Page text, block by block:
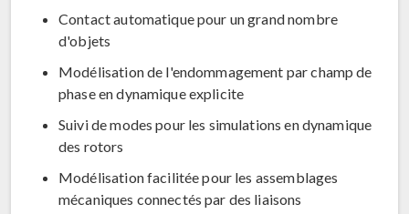
Contact automatique pour un grand nombre
d'objets
Modélisation de l'endommagement par champ de
phase en dynamique explicite
Suivi de modes pour les simulations en dynamique
des rotors
Modélisation facilitée pour les assemblages
mécaniques connectés par des liaisons